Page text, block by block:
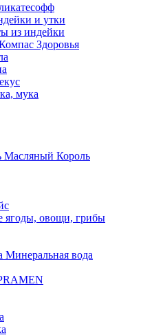
и утки
из индейки
Здоровья
мука
Масляный Король
ягоды, овощи, грибы
Минеральная вода